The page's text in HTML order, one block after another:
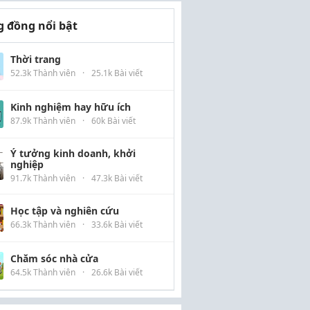
đồng nổi bật
Thời trang
52.3k Thành viên · 25.1k Bài viết
Kinh nghiệm hay hữu ích
87.9k Thành viên · 60k Bài viết
Ý tưởng kinh doanh, khởi
nghiệp
91.7k Thành viên · 47.3k Bài viết
Học tập và nghiên cứu
66.3k Thành viên · 33.6k Bài viết
Chăm sóc nhà cửa
64.5k Thành viên · 26.6k Bài viết